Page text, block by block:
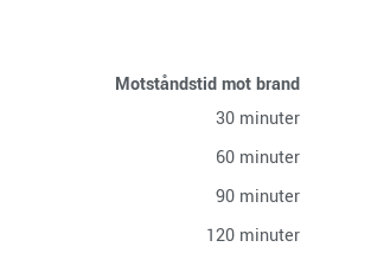
Motståndstid mot brand
30 minuter
60 minuter
90 minuter
120 minuter